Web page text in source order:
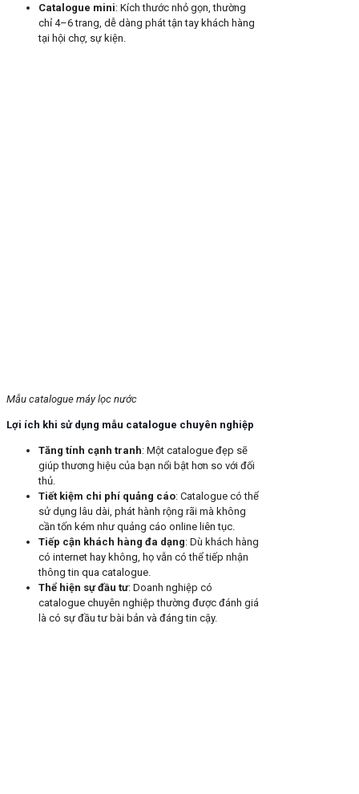
Catalogue mini: Kích thước nhỏ gọn, thường
chỉ 4–6 trang, dễ dàng phát tận tay khách hàng
tại hội chợ, sự kiện.
Mẫu catalogue máy lọc nước
Lợi ích khi sử dụng mẫu catalogue chuyên nghiệp
Tăng tính cạnh tranh: Một catalogue đẹp sẽ
giúp thương hiệu của bạn nổi bật hơn so với đối
thủ.
Tiết kiệm chi phí quảng cáo: Catalogue có thể
sử dụng lâu dài, phát hành rộng rãi mà không
cần tốn kém như quảng cáo online liên tục.
Tiếp cận khách hàng đa dạng: Dù khách hàng
có internet hay không, họ vẫn có thể tiếp nhận
thông tin qua catalogue.
Thể hiện sự đầu tư: Doanh nghiệp có
catalogue chuyên nghiệp thường được đánh giá
là có sự đầu tư bài bản và đáng tin cậy.